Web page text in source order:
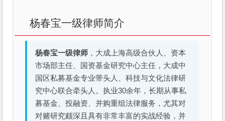
杨春宝一级律师简介
杨春宝一级律师 ，大成上海高级合伙人、资本
市场部主任、国资基金研究中心主任，大成中
国区私募基金专业带头人、科技与文化法律研
究中心联合牵头人。执业30余年，长期从事私
募基金、投融资、并购重组法律服务，尤其对
对赌研究颇深且具有非常丰富的实战经验，并